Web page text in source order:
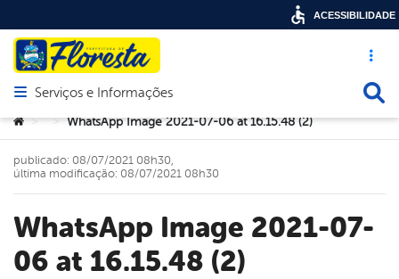
Acesso
Abrir menu principal de navegação
Serviços e Informações
Você está aqui:
> > WhatsApp Image 2021-07-06 at 16.15.48 (2)
WhatsApp Image 2021-07-
06 at 16.15.48 (2)
publicado: 08/07/2021 08h30,
última modificação: 08/07/2021 08h30
ACESSIBILIDADE